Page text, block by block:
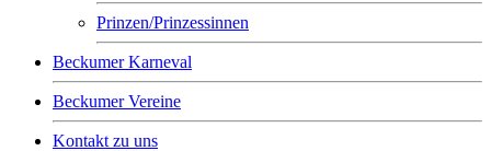
Prinzen/Prinzessinnen
Beckumer Karneval
Beckumer Vereine
Kontakt zu uns